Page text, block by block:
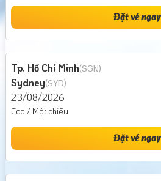
Đặt vé ngay
Tp. Hồ Chí Minh(SGN)
Sydney(SYD)
23/08/2026
Eco / Một chiều
Đặt vé ngay